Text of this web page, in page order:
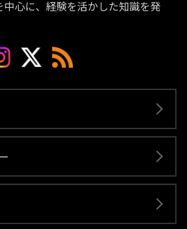
心に、経験を活かした知識を発